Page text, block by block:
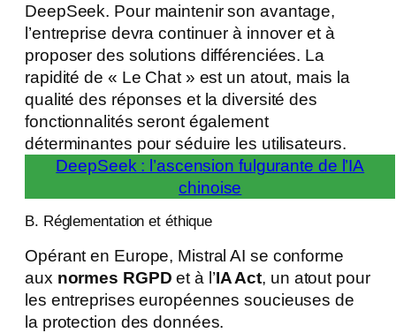
DeepSeek. Pour maintenir son avantage,
l’entreprise devra continuer à innover et à
proposer des solutions différenciées. La
rapidité de « Le Chat » est un atout, mais la
qualité des réponses et la diversité des
fonctionnalités seront également
déterminantes pour séduire les utilisateurs.
DeepSeek : l’ascension fulgurante de l’IA
chinoise
B. Réglementation et éthique
Opérant en Europe, Mistral AI se conforme
aux normes RGPD et à l’IA Act, un atout pour
les entreprises européennes soucieuses de
la protection des données.